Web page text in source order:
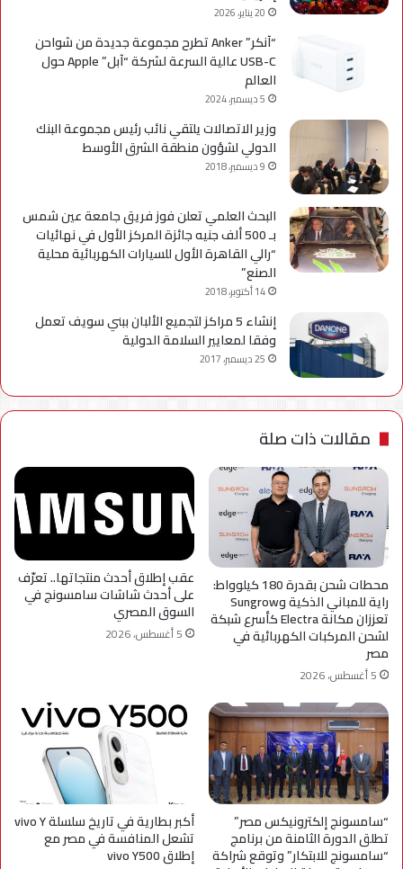
20 يناير، 2026
“آنكر” Anker تطرح مجموعة جديدة من شواحن
USB-C عالية السرعة لشركة “آبل” Apple حول
العالم
5 ديسمبر، 2024
وزير الاتصالات يلتقي نائب رئيس مجموعة البنك
الدولي لشؤون منطقة الشرق الأوسط
9 ديسمبر، 2018
البحث العلمي تعلن فوز فريق جامعة عين شمس
بـ 500 ألف جنيه جائزة المركز الأول في نهائيات
“رالي القاهرة الأول للسيارات الكهربائية محلية
الصنع”
14 أكتوبر، 2018
إنشاء 5 مراكز لتجميع الألبان ببني سويف تعمل
وفقا لمعايير السلامة الدولية
25 ديسمبر، 2017
مقالات ذات صلة
محطات شحن بقدرة 180 كيلوواط:
راية للمباني الذكية وSungrow
تعززان مكانة Electra كأسرع شبكة
لشحن المركبات الكهربائية في
مصر
5 أغسطس، 2026
عقب إطلاق أحدث منتجاتها.. تعرّف
على أحدث شاشات سامسونج في
السوق المصري
5 أغسطس، 2026
“سامسونج إلكترونيكس مصر”
تطلق الدورة الثامنة من برنامج
“سامسونج للابتكار” وتوقع شراكة
أكبر بطارية في تاريخ سلسلة vivo Y
تشعل المنافسة في مصر مع
إطلاق vivo Y500